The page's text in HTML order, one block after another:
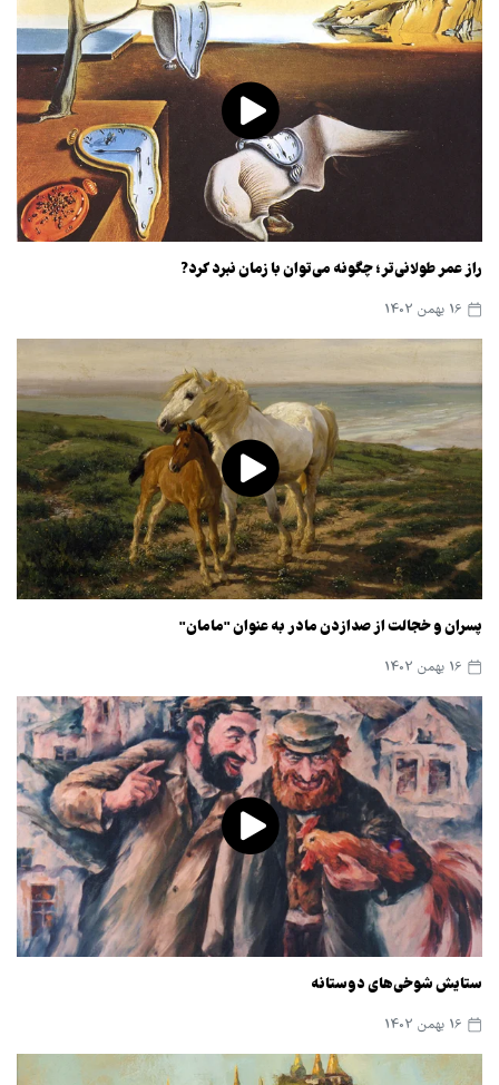
راز عمر طولانی‌تر؛ چگونه می‌توان با زمان نبرد کرد?
پسران و خجالت از صدازدن مادر به عنوان "مامان"
ستایش شوخی‌های دوستانه